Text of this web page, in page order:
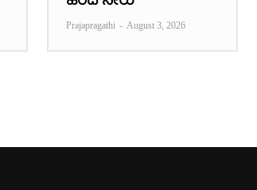
Prajapragathi - August 3, 2026